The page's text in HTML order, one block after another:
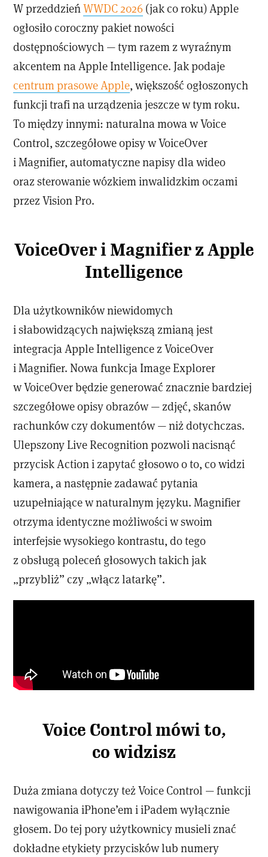
W przeddzieńWWDC 2026 (jak co roku) Apple
ogłosiło coroczny pakiet nowości
dostępnościowych — tym razem z wyraźnym
akcentem na Apple Intelligence. Jak podaje
centrum prasowe Apple, większość ogłoszonych
funkcji trafi na urządzenia jeszcze w tym roku.
To między innymi: naturalna mowa w Voice
Control, szczegółowe opisy w VoiceOver
i Magnifier, automatyczne napisy dla wideo
oraz sterowanie wózkiem inwalidzkim oczami
przez Vision Pro.
VoiceOver i Magnifier z Apple
Intelligence
Dla użytkowników niewidomych
i słabowidzących największą zmianą jest
integracja Apple Intelligence z VoiceOver
i Magnifier. Nowa funkcja Image Explorer
w VoiceOver będzie generować znacznie bardziej
szczegółowe opisy obrazów — zdjęć, skanów
rachunków czy dokumentów — niż dotychczas.
Ulepszony Live Recognition pozwoli nacisnąć
przycisk Action i zapytać głosowo o to, co widzi
kamera, a następnie zadawać pytania
uzupełniające w naturalnym języku. Magnifier
otrzyma identyczne możliwości w swoim
interfejsie wysokiego kontrastu, do tego
z obsługą poleceń głosowych takich jak
„przybliż” czy „włącz latarkę”.
Voice Control mówi to,
co widzisz
Duża zmiana dotyczy też Voice Control — funkcji
nawigowania iPhone’em i iPadem wyłącznie
głosem. Do tej pory użytkownicy musieli znać
dokładne etykiety przycisków lub numery